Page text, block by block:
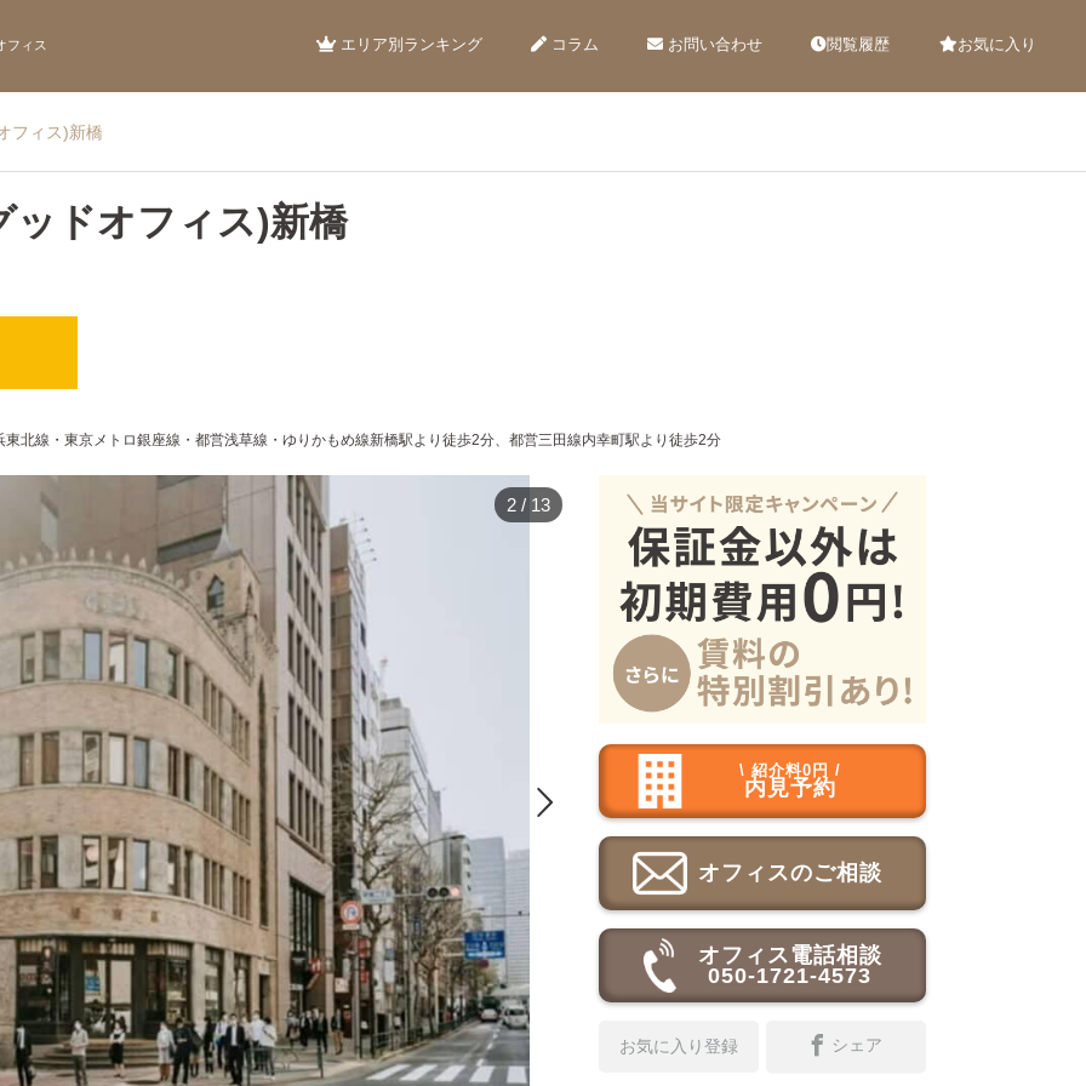
フィス エリア別ランキング コラム お問い合わせ 閲覧履歴 お気に入り
フィス)新橋
ッドオフィス)新橋
北線・東京メトロ銀座線・都営浅草線・ゆりかもめ線新橋駅より徒歩2分、都営三田線内幸町駅より徒歩2分

2 / 13
\ 紹介料0円 /
内見予約
オフィスのご相談
オフィス電話相談
050-1721-4573
お気に入り登録 シェア